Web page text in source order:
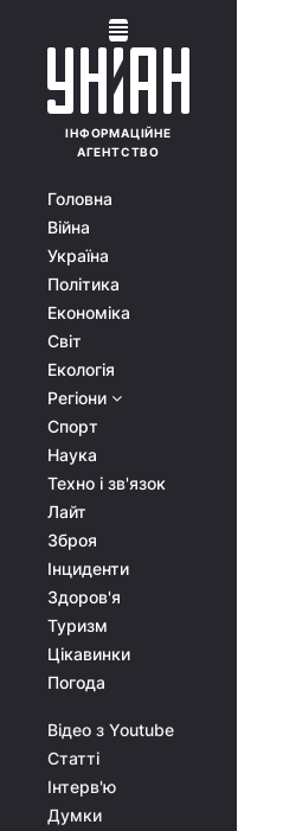
ІНФОРМАЦІЙНЕ
АГЕНТСТВО
Головна
Війна
Україна
Політика
Економіка
Світ
Екологія
Регіони
Спорт
Наука
Техно і зв'язок
Лайт
Зброя
Інциденти
Здоров'я
Туризм
Цікавинки
Погода
Відео з Youtube
Статті
Інтерв'ю
Думки